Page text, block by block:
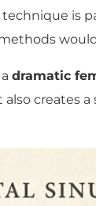
technique is
dramatic
creates